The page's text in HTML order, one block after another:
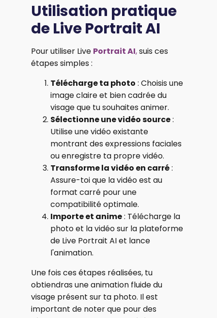
Utilisation pratique
de Live Portrait AI
Pour utiliser Live Portrait AI,suis ces
étapes simples :
Télécharge ta photo : Choisis une
image claire et bien cadrée du
visage que tu souhaites animer.
Sélectionne une vidéo source:
Utilise une vidéo existante
montrant des expressions faciales
ou enregistre ta propre vidéo.
Transforme la vidéo en carré:
Assure-toi que la vidéo est au
format carré pour une
compatibilité optimale.
Importe et anime: Télécharge la
photo et la vidéo sur la plateforme
de Live Portrait AI et lance
l'animation.
Une fois ces étapes réalisées, tu
obtiendras une animation fluide du
visage présent sur ta photo. Il est
important de noter que pour des